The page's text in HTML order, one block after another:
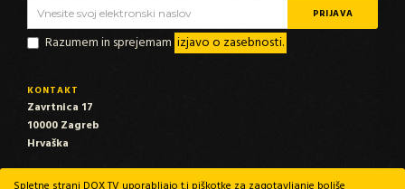
Razumem in sprejemam izjavo o zasebnosti.
KONTAKT
Zavrtnica 17
10000 Zagreb
Hrvaška
EMAIL